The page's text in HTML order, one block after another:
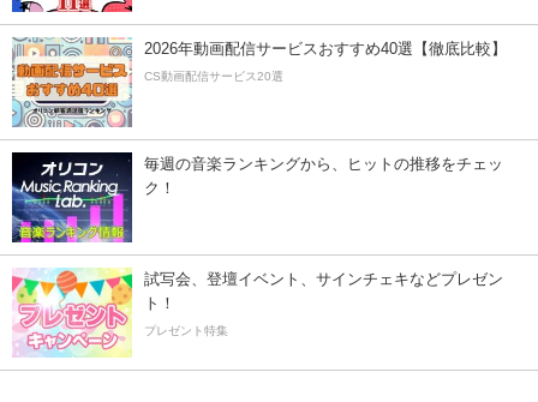
2026年動画配信サービスおすすめ40選【徹底比較】
CS動画配信サービス20選
毎週の音楽ランキングから、ヒットの推移をチェッ
ク！
試写会、登壇イベント、サインチェキなどプレゼン
ト！
プレゼント特集